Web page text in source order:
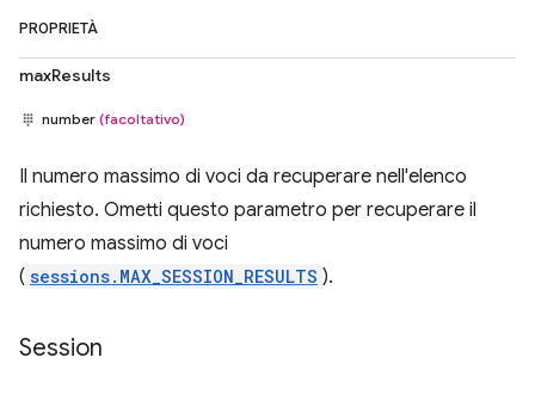
PROPRIETÀ
maxResults
number (facoltativo)
Il numero massimo di voci da recuperare nell'elenco
richiesto. Ometti questo parametro per recuperare il
numero massimo di voci
( sessions.MAX_SESSION_RESULTS ).
Session